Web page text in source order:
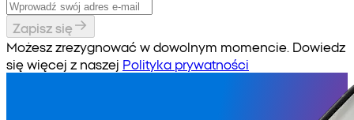
Zapisz się
Możesz zrezygnować w dowolnym momencie. Dowiedz
się więcej z naszej Polityka prywatności